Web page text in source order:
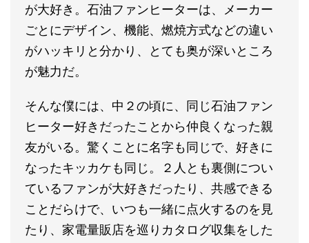
が大好き。石油ファンヒーターは、メーカー
ごとにデザイン、機能、燃焼方式などの違い
がハッキリと分かり、とても奥が深いところ
が魅力だ。
そんな僕には、中２の頃に、同じ石油ファン
ヒーター好きだったことから仲良くなった親
友がいる。驚くことに名字も同じで、好きに
なったキッカケも同じ。２人とも裏側につい
ているファンが大好きだったり、共感できる
ことだらけで、いつも一緒に点火するのを見
たり、家電量販店を巡りカタログ収集をした